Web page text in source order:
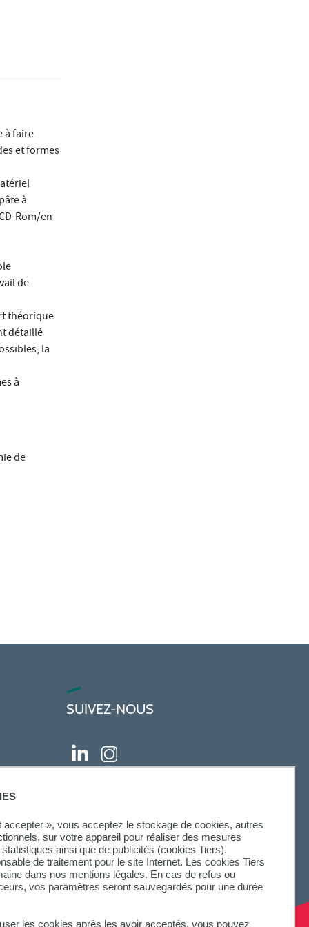
accepter », vous acceptez le stockage de cookies, autres
sur votre appareil pour réaliser des mesures
ainsi que de publicités (cookies Tiers).
de traitement pour le site Internet. Les cookies Tiers
dans nos mentions légales. En cas de refus ou
vos paramètres seront sauvegardés pour une durée
les cookies après les avoir acceptés, vous pouvez
à faire
et formes
à
Rom/en
de
théorique
détaillé
la
à
de
SUIVEZ-NOUS